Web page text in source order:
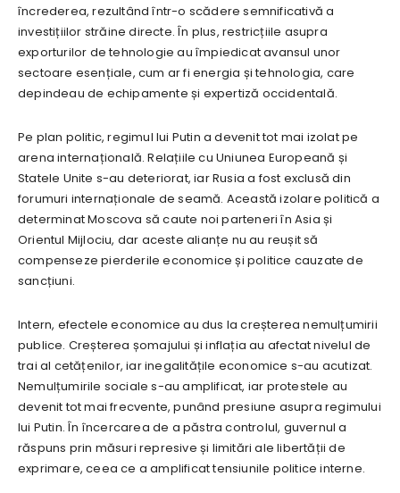
încrederea, rezultând într-o scădere semnificativă a
investițiilor străine directe. În plus, restricțiile asupra
exporturilor de tehnologie au împiedicat avansul unor
sectoare esențiale, cum ar fi energia și tehnologia, care
depindeau de echipamente și expertiză occidentală.
Pe plan politic, regimul lui Putin a devenit tot mai izolat pe
arena internațională. Relațiile cu Uniunea Europeană și
Statele Unite s-au deteriorat, iar Rusia a fost exclusă din
forumuri internaționale de seamă. Această izolare politică a
determinat Moscova să caute noi parteneri în Asia și
Orientul Mijlociu, dar aceste alianțe nu au reușit să
compenseze pierderile economice și politice cauzate de
sancțiuni.
Intern, efectele economice au dus la creșterea nemulțumirii
publice. Creșterea șomajului și inflația au afectat nivelul de
trai al cetățenilor, iar inegalitățile economice s-au acutizat.
Nemulțumirile sociale s-au amplificat, iar protestele au
devenit tot mai frecvente, punând presiune asupra regimului
lui Putin. În încercarea de a păstra controlul, guvernul a
răspuns prin măsuri represive și limitări ale libertății de
exprimare, ceea ce a amplificat tensiunile politice interne.